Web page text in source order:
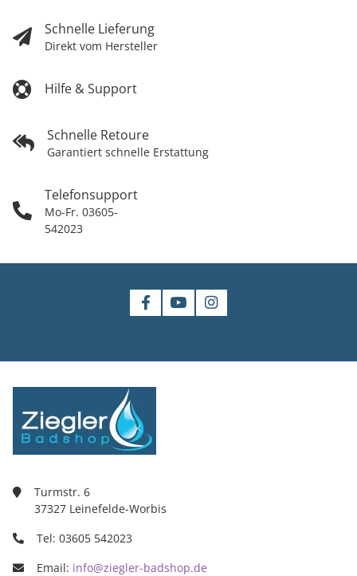
Schnelle Lieferung
Direkt vom Hersteller
Hilfe & Support
Schnelle Retoure
Garantiert schnelle Erstattung
Telefonsupport
Mo-Fr. 03605-
542023
Turmstr. 6
37327 Leinefelde-Worbis
Tel: 03605 542023
Email: info@ziegler-badshop.de